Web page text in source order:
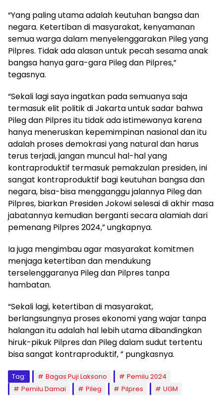
“Yang paling utama adalah keutuhan bangsa dan
negara. Ketertiban di masyarakat, kenyamanan
semua warga dalam menyelenggarakan Pileg yang
Pilpres. Tidak ada alasan untuk pecah sesama anak
bangsa hanya gara-gara Pileg dan Pilpres,”
tegasnya.
“Sekali lagi saya ingatkan pada semuanya saja
termasuk elit politik di Jakarta untuk sadar bahwa
Pileg dan Pilpres itu tidak ada istimewanya karena
hanya meneruskan kepemimpinan nasional dan itu
adalah proses demokrasi yang natural dan harus
terus terjadi, jangan muncul hal-hal yang
kontraproduktif termasuk pemakzulan presiden, ini
sangat kontraproduktif bagi keutuhan bangsa dan
negara, bisa-bisa mengganggu jalannya Pileg dan
Pilpres, biarkan Presiden Jokowi selesai di akhir masa
jabatannya kemudian berganti secara alamiah dari
pemenang Pilpres 2024,” ungkapnya.
Ia juga mengimbau agar masyarakat komitmen
menjaga ketertiban dan mendukung
terselenggaranya Pileg dan Pilpres tanpa
hambatan.
“Sekali lagi, ketertiban di masyarakat,
berlangsungnya proses ekonomi yang wajar tanpa
halangan itu adalah hal lebih utama dibandingkan
hiruk-pikuk Pilpres dan Pileg dalam sudut tertentu
bisa sangat kontraproduktif, ” pungkasnya.
Tag: Bagas Puji Laksono
Pemilu 2024
Pemilu Damai
Pileg Pilpres UGM